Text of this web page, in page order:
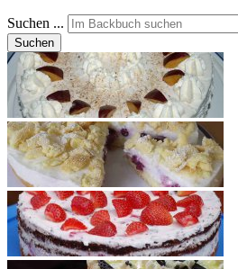
Suchen ...
Suchen